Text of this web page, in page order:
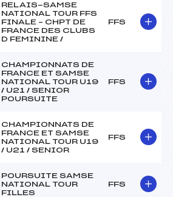
RELAIS-SAMSE
NATIONAL TOUR FFS
FINALE – CHPT DE
FRANCE DES CLUBS
D FEMININE /
FFS
CHAMPIONNATS DE
FRANCE ET SAMSE
NATIONAL TOUR U19
/ U21 / SENIOR
POURSUITE
FFS
CHAMPIONNATS DE
FRANCE ET SAMSE
NATIONAL TOUR U19
/ U21 / SENIOR
FFS
POURSUITE SAMSE
NATIONAL TOUR
FILLES
FFS